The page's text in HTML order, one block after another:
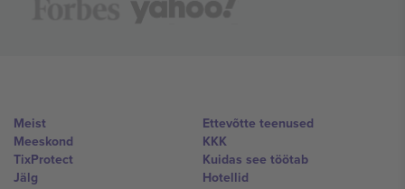
Meist
Meeskond
TixProtect
Jälg
Ettevõtte teenused
KKK
Kuidas see töötab
Hotellid